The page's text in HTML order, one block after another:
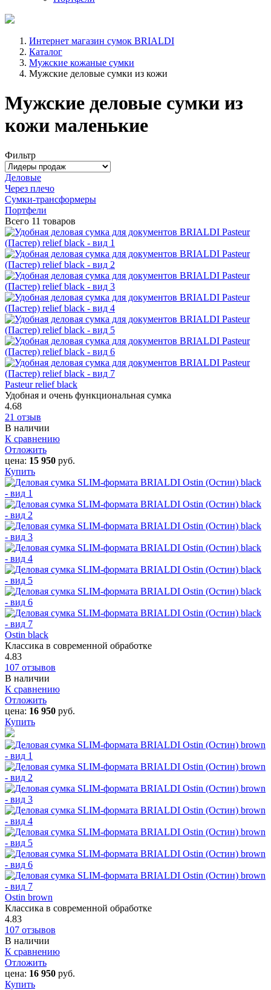
Интернет магазин сумок BRIALDI
Каталог
Мужские кожаные сумки
Мужские деловые сумки из кожи
Мужские деловые сумки из
кожи маленькие
Фильтр
Деловые
Через плечо
Сумки-трансформеры
Портфели
Всего 11 товаров
Pasteur relief black
Удобная и очень функциональная сумка
4.68
21 отзыв
В наличии
К сравнению
Отложить
цена: 15 950 руб.
Купить
Ostin black
Классика в современной обработке
4.83
107 отзывов
В наличии
К сравнению
Отложить
цена: 16 950 руб.
Купить
Ostin brown
Классика в современной обработке
4.83
107 отзывов
В наличии
К сравнению
Отложить
цена: 16 950 руб.
Купить